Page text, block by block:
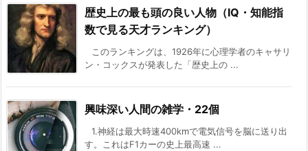
歴史上の最も頭の良い人物（IQ・知能指
数で見る天才ランキング）
このランキングは、1926年に心理学者のキャサリ
ン・コックスが発表した「歴史上の ...
興味深い人間の雑学・22個
1.神経は最大時速400kmで電気信号を脳に送り出
す。これはF1カーの史上最高速 ...